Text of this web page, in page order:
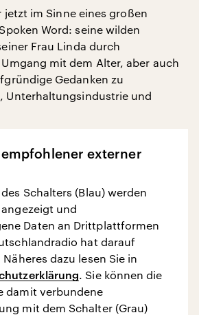
jetzt im Sinne eines großen
Word: seine wilden
Frau Linda durch
mit dem Alter, aber auch
Gedanken zu
Unterhaltungsindustrie und
externer
Schalters (Blau) werden
und
Daten an Drittplattformen
hat darauf
dazu lesen Sie in
. Sie können die
damit verbundene
mit dem Schalter (Grau)